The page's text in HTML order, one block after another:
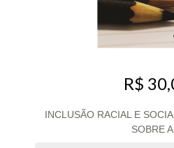
R$
INCLUSÃO RACIAL E
SOBRE